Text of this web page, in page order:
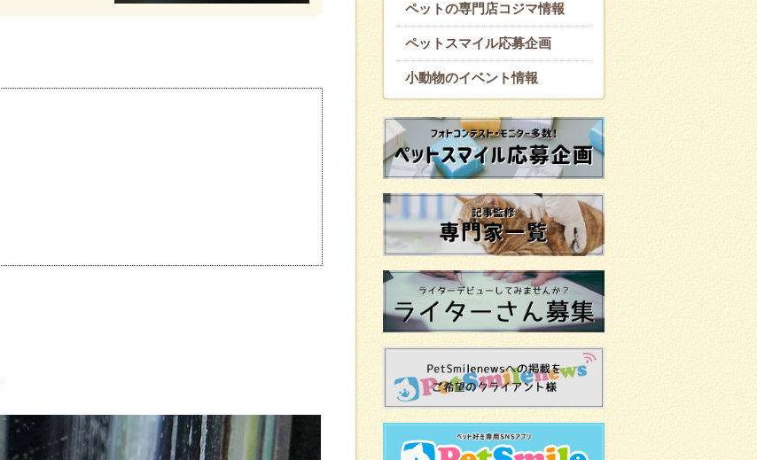
ペットの専門店コジマ情報
ペットスマイル応募企画
小動物のイベント情報